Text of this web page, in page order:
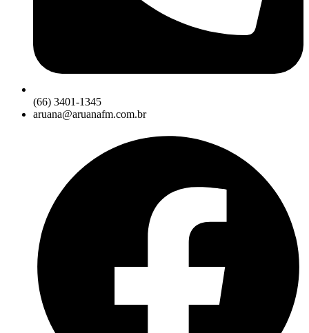
(66) 3401-1345
aruana@aruanafm.com.br